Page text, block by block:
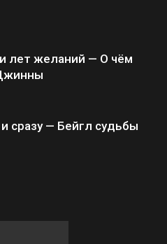
лет желаний — О чём
сразу — Бейгл судьбы